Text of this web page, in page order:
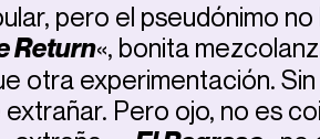
pero el pseudónimo
Return«, bonita
otra experimentación.
Pero ojo, no es